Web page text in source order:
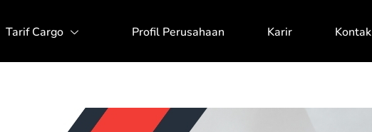
Tarif Cargo Profil Perusahaan Karir Kontak